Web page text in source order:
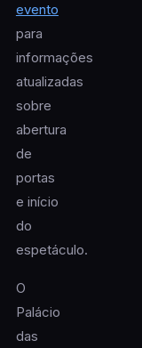
evento
para
informações
atualizadas
sobre
abertura
de
portas
e início
do
espetáculo.
O
Palácio
das